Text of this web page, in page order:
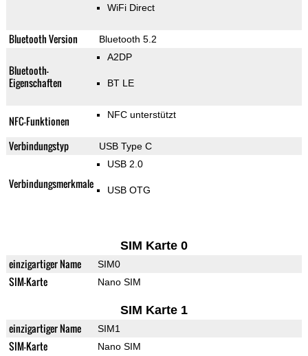
WiFi Direct
Bluetooth Version Bluetooth 5.2
Bluetooth-
Eigenschaften
A2DP
BT LE
NFC-Funktionen NFC unterstützt
Verbindungstyp USB Type C
Verbindungsmerkmale
USB 2.0
USB OTG
SIM Karte 0
einzigartiger Name SIM0
SIM-Karte Nano SIM
SIM Karte 1
einzigartiger Name SIM1
SIM-Karte Nano SIM